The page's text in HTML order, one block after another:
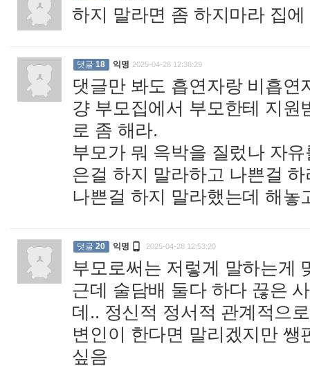
하지 말라면 좀 하지마라 집
댓글 18 익명 2025-04-28 12:36:29
댓글만 봐도 흡연자랑 비흡연
걍 부모집에서 부모한테 지
로 좀 해라.
부모가 뭐 윽박을 질렀나 자
은걸 하지 말라하고 나쁜걸
나쁜걸 하지 말라했는데 해
댓글 20 익명  2025-04-28 12:53:20
부모로써는 저렇게 말하는게
근데 술담배 둘다 하다 끊은
데.. 정신적 정서적 관계적으
변인이 한다면 말리겠지만
싶음